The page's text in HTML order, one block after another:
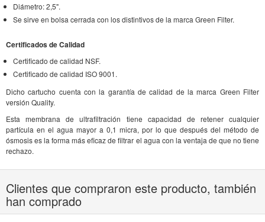
Diámetro: 2,5".
Se sirve en bolsa cerrada con los distintivos de la marca Green Filter.
Certificados de Calidad
Certificado de calidad NSF.
Certificado de calidad ISO 9001.
Dicho cartucho cuenta con la garantía de calidad de la marca Green Filter
versión Quality.
Esta membrana de ultrafiltración tiene capacidad de retener cualquier
partícula en el agua mayor a 0,1 micra, por lo que después del método de
ósmosis es la forma más eficaz de filtrar el agua con la ventaja de que no tiene
rechazo.
Clientes que compraron este producto, también
han comprado